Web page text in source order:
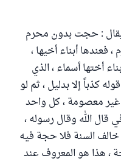
يقال : حجت بدون محرم
فعندها أبناء أخيها ،
أختها أسماء ، الذي
كذباً إلا بدليل ، ثم لو
معصومة ، كل واحد
الله وقال رسوله ،
السنة فلا حجة فيه
، هذا هو المعروف عند